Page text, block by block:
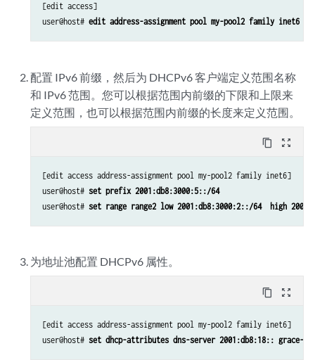
[edit access]
user@host# edit address-assignment pool my-pool2 family inet6
配置 IPv6 前缀，然后为 DHCPv6 客户端定义范围名称
和 IPv6 范围。您可以根据范围内前缀的下限和上限来
定义范围，也可以根据范围内前缀的长度来定义范围。
content_copy zoom_out_map
[edit access address-assignment pool my-pool2 family inet6]
user@host# set prefix 2001:db8:3000:5::/64
user@host# set range range2 low 2001:db8:3000:2::/64  high
为地址池配置 DHCPv6 属性。
content_copy zoom_out_map
[edit access address-assignment pool my-pool2 family inet6]
user@host# set dhcp-attributes dns-server 2001:db8:18:: grace-